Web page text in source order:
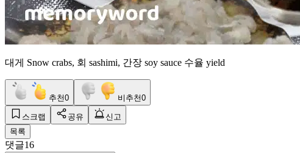
대게 Snow crabs, 회 sashimi, 간장 soy sauce 수율 yield
추천0 비추천0
스크랩 공유
신고
목록
댓글16